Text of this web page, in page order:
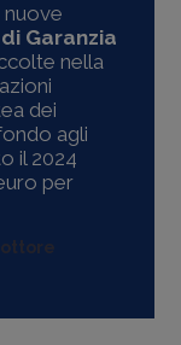
nuove
Garanzia
nella
dei
agli
il 2024
per